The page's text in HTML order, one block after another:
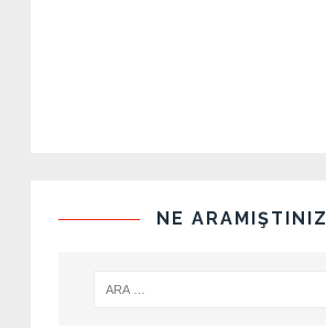
NE ARAMIŞTINIZ